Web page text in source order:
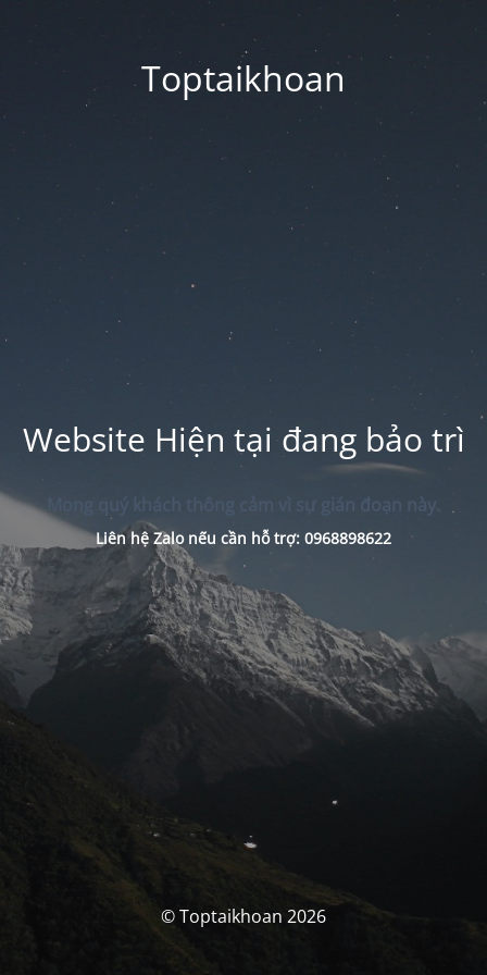
Toptaikhoan
Website Hiện tại đang bảo trì
Mong quý khách thông cảm vì sự gián đoạn này.
Liên hệ Zalo nếu cần hỗ trợ: 0968898622
© Toptaikhoan 2026